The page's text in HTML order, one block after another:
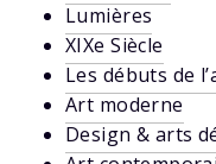
Lumières
XIXe Siècle
Les débuts de
Art moderne
Design & arts